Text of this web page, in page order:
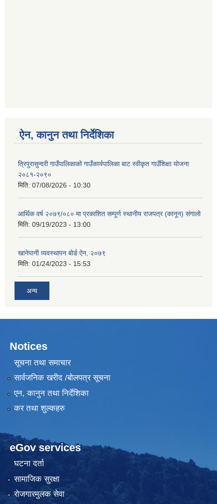
ऐन, कानुन तथा निर्देशिका
त्रिपुरासुन्दरी गाउँपालिकाको गाउँकार्यपालिका बाट स्वीकृत गाउँशिक्षा योजना
२०८१-२०९०
मिति: 07/08/2026 - 10:30
आर्थिक वर्ष २०७९/०८० मा प्रकाशित सम्पूर्ण स्थानीय राजपत्र (कानून) संगालो
मिति: 09/19/2023 - 13:00
खानेपानी व्यवस्थापन बोर्ड ऐन, २०७९
मिति: 01/24/2023 - 15:53
अन्य
Notices
सूचना तथा समाचार
सार्वजनिक खरीद /बोलपत्र सूचना
एन, कानुन तथा निर्देशिका
कर तथा शुल्कहरु
eGov services
घटना दर्ता
सामाजिक सुरक्षा
रोजगारमुलक सेवा